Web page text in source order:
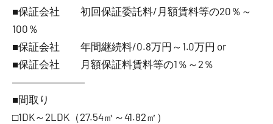
■保証会社 初回保証委託料/月額賃料等の20％～
100％
■保証会社 年間継続料/0.8万円～1.0万円 or
■保証会社 月額保証料賃料等の1％～2％
―――――――
■間取り
□1DK～2LDK（27.54㎡～41.82㎡）